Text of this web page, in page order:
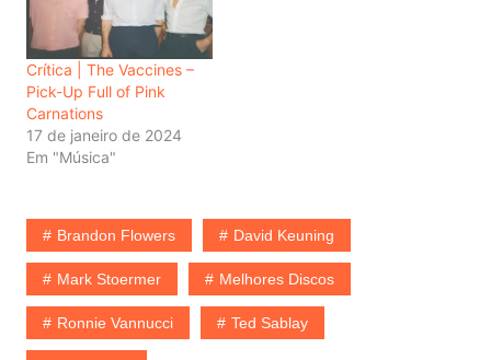
Crítica | The Vaccines –
Pick-Up Full of Pink
Carnations
17 de janeiro de 2024
Em "Música"
Brandon Flowers David Keuning
Mark Stoermer Melhores Discos
Ronnie Vannucci Ted Sablay